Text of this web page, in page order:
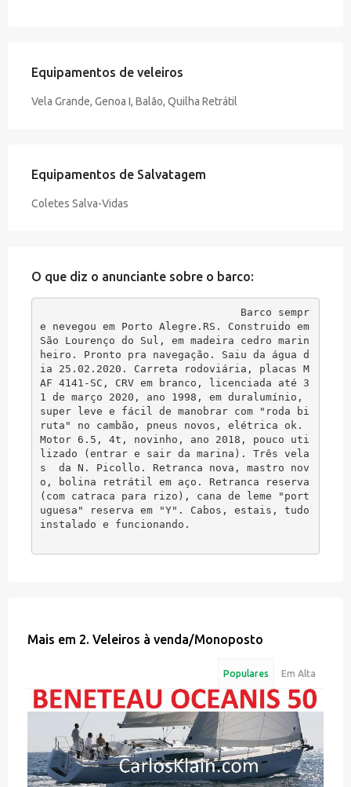
Equipamentos de veleiros
Vela Grande, Genoa I, Balão, Quilha Retrátil
Equipamentos de Salvatagem
Coletes Salva-Vidas
O que diz o anunciante sobre o barco:
Barco sempr
e nevegou em Porto Alegre.RS. Construido em
São Lourenço do Sul, em madeira cedro marin
heiro. Pronto pra navegação. Saiu da água d
ia 25.02.2020. Carreta rodoviária, placas M
AF 4141-SC, CRV em branco, licenciada até 3
1 de março 2020, ano 1998, em duralumínio,
super leve e fácil de manobrar com "roda bi
ruta" no cambão, pneus novos, elétrica ok.
Motor 6.5, 4t, novinho, ano 2018, pouco uti
lizado (entrar e sair da marina). Três vela
s  da N. Picollo. Retranca nova, mastro nov
o, bolina retrátil em aço. Retranca reserva
(com catraca para rizo), cana de leme "port
uguesa" reserva em "Y". Cabos, estais, tudo
instalado e funcionando.
Mais em 2. Veleiros à venda/Monoposto
Populares Em Alta